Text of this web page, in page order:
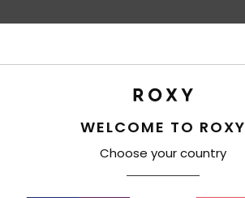
WELCOME TO ROXY
Choose your country